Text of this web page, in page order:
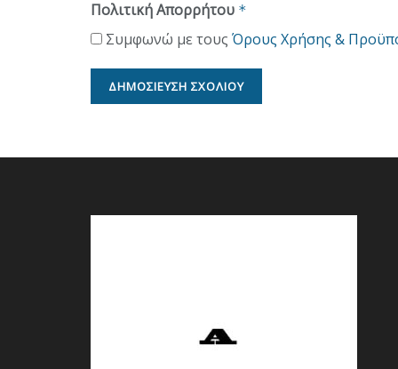
Πολιτική Απορρήτου *
Συμφωνώ με τους Όρους Χρήσης &